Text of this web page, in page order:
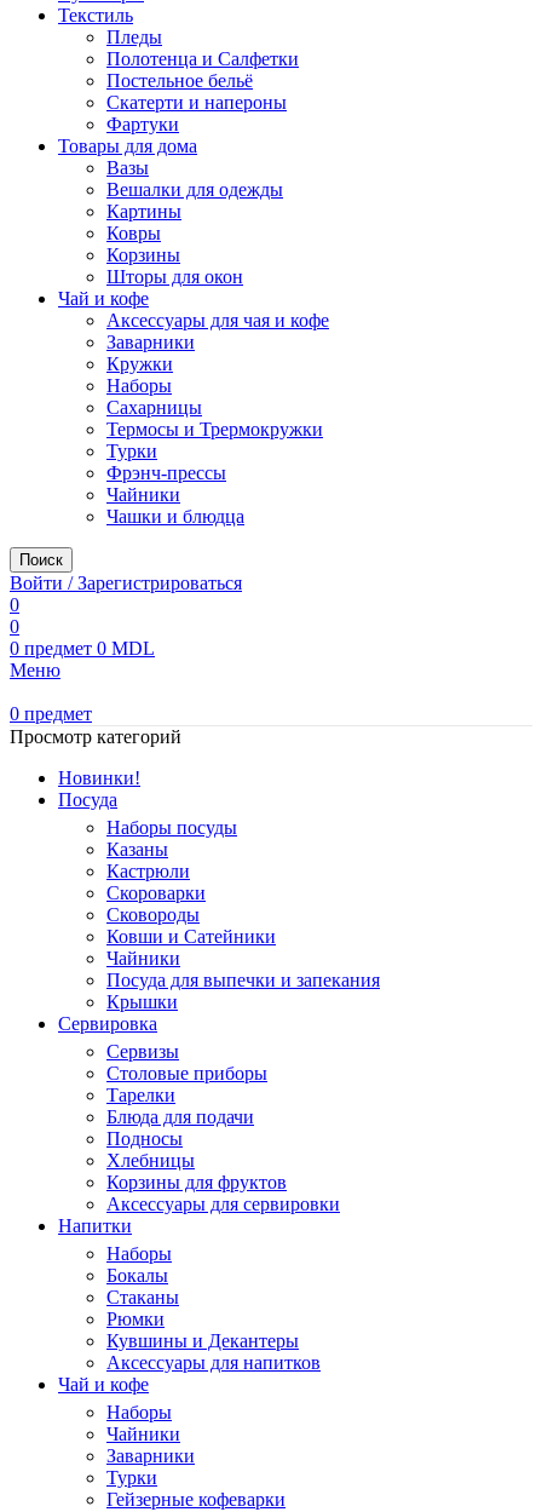
Текстиль
Пледы
Полотенца и Салфетки
Постельное бельё
Скатерти и напероны
Фартуки
Товары для дома
Вазы
Вешалки для одежды
Картины
Ковры
Корзины
Шторы для окон
Чай и кофе
Аксессуары для чая и кофе
Заварники
Кружки
Наборы
Сахарницы
Термосы и Трермокружки
Турки
Фрэнч-прессы
Чайники
Чашки и блюдца
Поиск
Войти / Зарегистрироваться
0
0
0 предмет 0 MDL
Меню
0 предмет
Просмотр категорий
Новинки!
Посуда
Наборы посуды
Казаны
Кастрюли
Скороварки
Сковороды
Ковши и Сатейники
Чайники
Посуда для выпечки и запекания
Крышки
Сервировка
Сервизы
Столовые приборы
Тарелки
Блюда для подачи
Подносы
Хлебницы
Корзины для фруктов
Аксессуары для сервировки
Напитки
Наборы
Бокалы
Стаканы
Рюмки
Кувшины и Декантеры
Аксессуары для напитков
Чай и кофе
Наборы
Чайники
Заварники
Турки
Гейзерные кофеварки